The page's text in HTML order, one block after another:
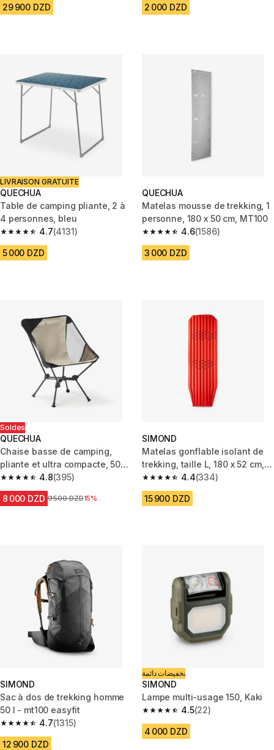
29 900 DZD 2 000 DZD
LIVRAISON GRATUITE
QUECHUA
Table de camping pliante, 2 à
4 personnes, bleu
4.7
4.7 out of 5 stars from 4131 reviews
(4131)
5 000 DZD
QUECHUA
Matelas mousse de trekking, 1
personne, 180 x 50 cm, MT100
4.6
4.6 out of 5 stars from 1586
(1586)
3 000 DZD
Soldes
QUECHUA
Chaise basse de camping,
pliante et ultra compacte, 500
M beige 4.8
4.8 out of 5 stars from 395 reviews
(395)
8 000 DZD Prix avant la réduction
9 500 DZD15%
SIMOND
Matelas gonflable isolant de
trekking, taille L, 180 x 52 cm,
MT500 L 4.4
4.4 out of 5 stars from 334
(334)
15 900 DZD
SIMOND
Sac à dos de trekking homme
50 l - mt100 easyfit
4.7
4.7 out of 5 stars from 1315 reviews
(1315)
12 900 DZD
تخفيضات دائمة
SIMOND
Lampe multi-usage 150, Kaki
4.5
4.5 out of 5 stars from 22
(22)
4 000 DZD